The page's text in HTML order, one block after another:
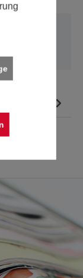
alle anderen
Seite